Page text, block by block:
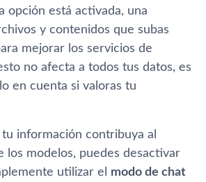
opción está activada, una
y contenidos que subas
mejorar los servicios de
no afecta a todos tus datos, es
en cuenta si valoras tu
información contribuya al
los modelos, puedes desactivar
utilizar el modo de chat